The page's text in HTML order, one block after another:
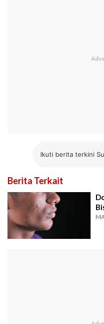
Ikuti berita terkini
Berita Terkait